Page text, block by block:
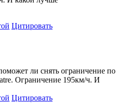
Цитировать
ли снять ограничение по
Ограничение 195км/ч. И
Цитировать